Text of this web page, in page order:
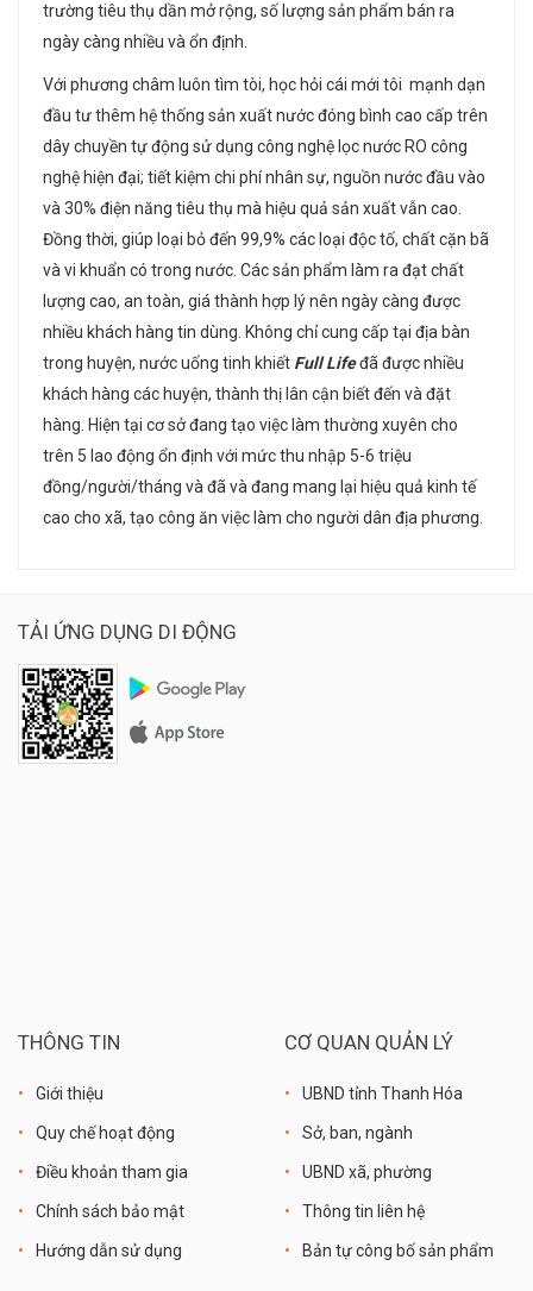
trường tiêu thụ dần mở rộng, số lượng sản phẩm bán ra
ngày càng nhiều và ổn định.
Với phương châm luôn tìm tòi, học hỏi cái mới tôi mạnh dạn
đầu tư thêm hệ thống sản xuất nước đóng bình cao cấp trên
dây chuyền tự động sử dụng công nghệ lọc nước RO công
nghệ hiện đại; tiết kiệm chi phí nhân sự, nguồn nước đầu vào
và 30% điện năng tiêu thụ mà hiệu quả sản xuất vẫn cao.
Đồng thời, giúp loại bỏ đến 99,9% các loại độc tố, chất cặn bã
và vi khuẩn có trong nước. Các sản phẩm làm ra đạt chất
lượng cao, an toàn, giá thành hợp lý nên ngày càng được
nhiều khách hàng tin dùng. Không chỉ cung cấp tại địa bàn
trong huyện, nước uống tinh khiết Full Lifeđã được nhiều
khách hàng các huyện, thành thị lân cận biết đến và đặt
hàng. Hiện tại cơ sở đang tạo việc làm thường xuyên cho
trên 5 lao động ổn định với mức thu nhập 5-6 triệu
đồng/người/tháng và đã và đang mang lại hiệu quả kinh tế
cao cho xã, tạo công ăn việc làm cho người dân địa phương.
TẢI ỨNG DỤNG DI ĐỘNG
THÔNG TIN
Giới thiệu
Quy chế hoạt động
Điều khoản tham gia
Chính sách bảo mật
Hướng dẫn sử dụng
CƠ QUAN QUẢN LÝ
UBND tỉnh Thanh Hóa
Sở, ban, ngành
UBND xã, phường
Thông tin liên hệ
Bản tự công bố sản phẩm